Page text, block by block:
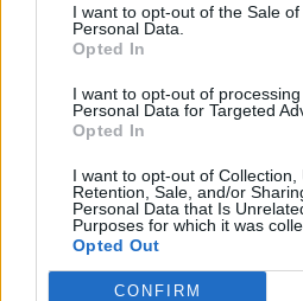
I want to opt-out of the Sale of
Personal Data.
Opted In
I want to opt-out of
Personal Data for Targeted
Opted In
I want to opt-out of Collection,
Retention, Sale, and/or
Personal Data that Is
Purposes for which it was
Opted Out
CONFIRM
NÁŠ TIP
BANNED RUŽOVÝ